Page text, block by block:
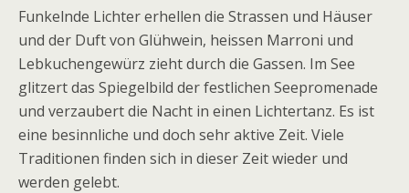
Funkelnde Lichter erhellen die Strassen und Häuser
und der Duft von Glühwein, heissen Marroni und
Lebkuchengewürz zieht durch die Gassen. Im See
glitzert das Spiegelbild der festlichen Seepromenade
und verzaubert die Nacht in einen Lichtertanz. Es ist
eine besinnliche und doch sehr aktive Zeit. Viele
Traditionen finden sich in dieser Zeit wieder und
werden gelebt.